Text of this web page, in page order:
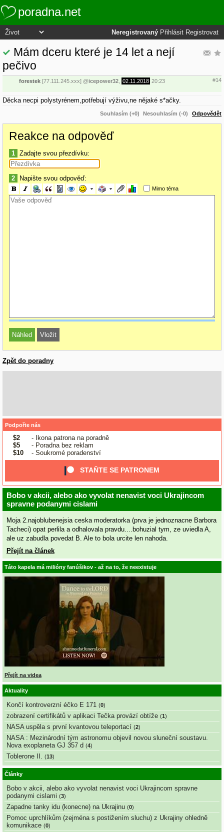
poradna.net
Neregistrovaný Přihlásit Registrovat
Mám dceru které je 14 let a nejí
pečivo
forestek [77.111.245.xxx] @icepower32 02.11.2018 20:23 #14
Děcka necpi polystyrénem,potřebují výživu,ne nějaké s*ačky.
Souhlasím (+0) Nesouhlasím (-0) Odpovědět
Reakce na odpověď
1 Zadajte svou přezdívku:
2 Napište svou odpověď:
Mimo téma
Zpět do poradny
Podpořte nás
$2
- Ikona patrona na poradně
$5
- Poradna bez reklam
$10
- Soukromé poradenství
STAŇTE SE PATRONEM
Bobo v akcii, alebo ako vyvolat nenavist voci Ukrajincom
spravne podanymi cislami
Moja 2.najoblubenejsia ceska moderatorka (prva je jednoznacne Barbora
Tacheci) opat perlila a odhalovala pravdu....bohuzial tym, ze uviedla A,
ale uz zabudla povedat B. Ale to bola urcite len nahoda.
Přejít na článek
Táto kapela má milióny fanúšikov - až na to, že neexistuje
Přejít na videa
Aktuality
Končí kontroverzní éčko E 171 (0)
zobrazení certifikátů v aplikaci Tečka provází obtíže (1 )
NASA uspěla s první kvantovou teleportací (2)
NASA : Mezinárodní tým astronomu objevil novou sluneční soustavu.
Nova exoplaneta GJ 357 d (4)
Toblerone II. (13)
Články
Bobo v akcii, alebo ako vyvolat nenavist voci Ukrajincom spravne
podanymi cislami (3)
Zapadne tanky idu (konecne) na Ukrajinu (0)
Pomoc uprchlíkům (zejména s postižením sluchu) z Ukrajiny ohledně
komunikace (0)